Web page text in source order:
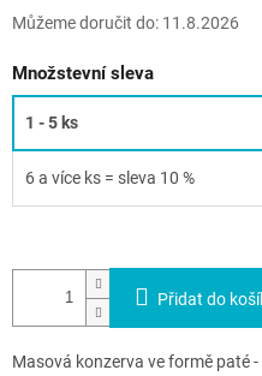
Můžeme doručit do: 11.8.2026
Množstevní sleva
1 - 5 ks
6 a více ks = sleva 10 %
Přidat do
Masová konzerva ve formě paté